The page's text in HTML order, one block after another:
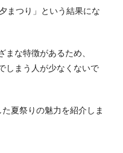
まつり」という結果にな
な特徴があるため、
しまう人が少なくないで
夏祭りの魅力を紹介しま